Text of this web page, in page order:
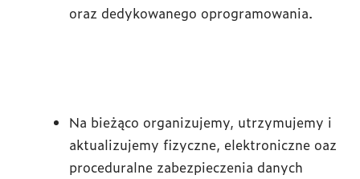
oraz dedykowanego oprogramowania.
Na bieżąco organizujemy, utrzymujemy i
aktualizujemy fizyczne, elektroniczne oaz
proceduralne zabezpieczenia danych